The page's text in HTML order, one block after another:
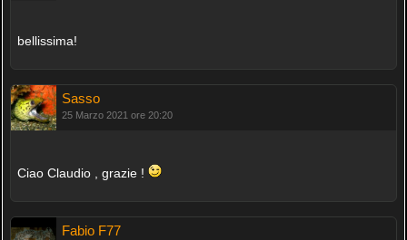
bellissima!
Sasso
25 Marzo 2021 ore 20:20
Ciao Claudio , grazie !
Fabio F77